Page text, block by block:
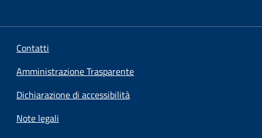
Contatti
Amministrazione Trasparente
Dichiarazione di accessibilità
Note legali